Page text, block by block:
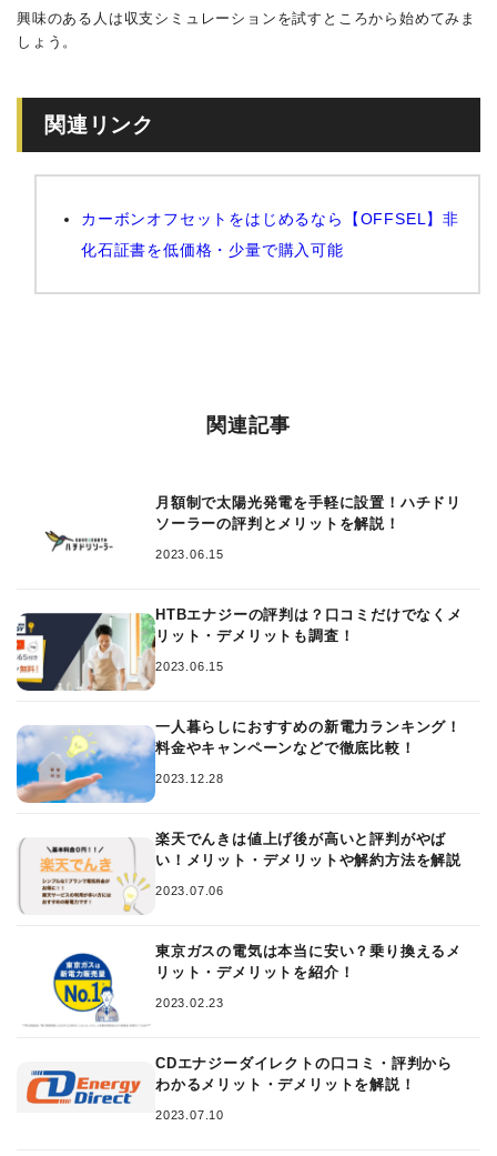
興味のある人は収支シミュレーションを試すところから始めてみま
しょう。
関連リンク
カーボンオフセットをはじめるなら【OFFSEL】非
化石証書を低価格・少量で購入可能
関連記事
2023.06.15
月額制で太陽光発電を手軽に設置！ハチドリ
ソーラーの評判とメリットを解説！
2023.06.15
HTBエナジーの評判は？口コミだけでなくメ
リット・デメリットも調査！
2023.12.28
一人暮らしにおすすめの新電力ランキング！
料金やキャンペーンなどで徹底比較！
2023.07.06
楽天でんきは値上げ後が高いと評判がやば
い！メリット・デメリットや解約方法を解説
2023.02.23
東京ガスの電気は本当に安い？乗り換えるメ
リット・デメリットを紹介！
2023.07.10
CDエナジーダイレクトの口コミ・評判から
わかるメリット・デメリットを解説！